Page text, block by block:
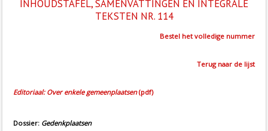
INHOUDSTAFEL, SAMENVATTINGEN EN INTEGRALE
TEKSTEN NR. 114
Bestel het volledige nummer
Terug naar de lijst
Editoriaal: Over enkele gemeenplaatsen(pdf)
Dossier: Gedenkplaatsen